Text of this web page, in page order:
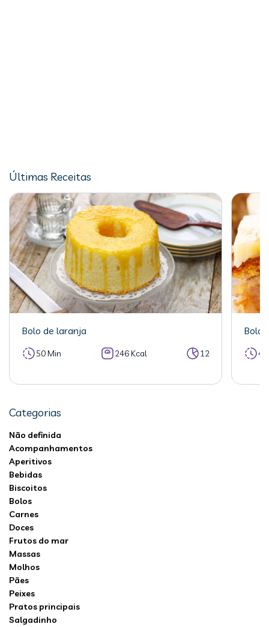
Últimas Receitas
Bolo de laranja
50 Min 246 Kcal 12
Bolo
Categorias
Não definida
Acompanhamentos
Aperitivos
Bebidas
Biscoitos
Bolos
Carnes
Doces
Frutos do mar
Massas
Molhos
Pães
Peixes
Pratos principais
Salgadinho